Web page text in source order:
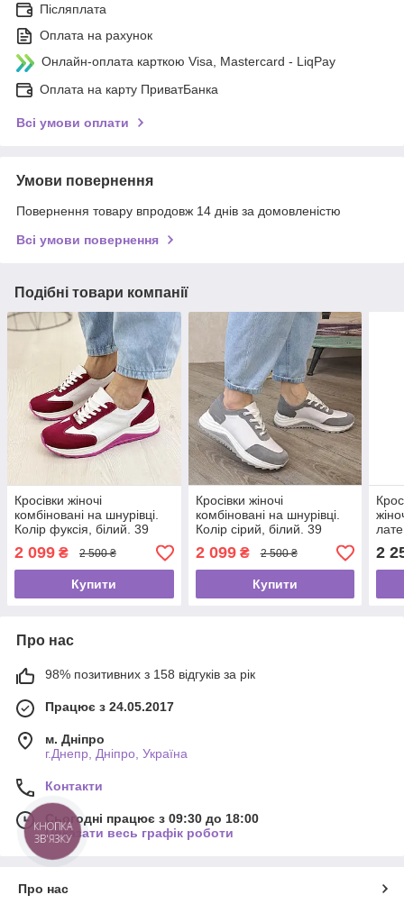
Післяплата
Оплата на рахунок
Онлайн-оплата карткою Visa, Mastercard - LiqPay
Оплата на карту ПриватБанка
Всі умови оплати
Умови повернення
Повернення товару впродовж 14 днів за домовленістю
Всі умови повернення
Подібні товари компанії
Кросівки жіночі
комбіновані на шнурівці.
Колір фуксія, білий. 39
розмір
2 099 ₴ 2 500 ₴
Купити
Кросівки жіночі
комбіновані на шнурівці.
Колір сірий, білий. 39
розмір
2 099₴ 2 500 ₴
Купити
лате
2
Про нас
98% позитивних з 158 відгуків за рік
Працює з 24.05.2017
м. Дніпро
г.Днепр, Дніпро, Україна
Контакти
Сьогодні працює з 09:30 до 18:00
Показати весь графік роботи
Про нас
КНОПКА
ЗВ'ЯЗКУ